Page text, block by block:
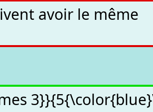
avoir le même